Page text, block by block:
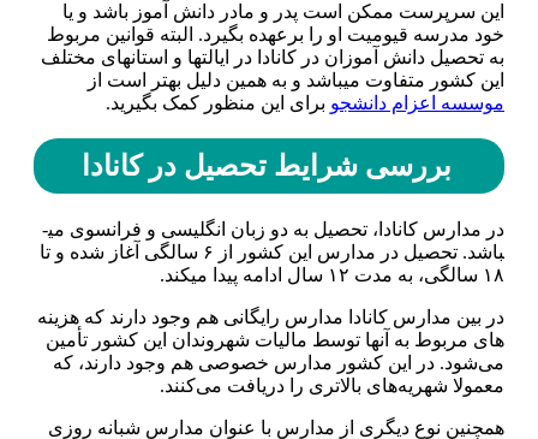
این سرپرست ممکن است پدر و مادر دانش آموز باشد و یا
خود مدرسه قیومیت او را برعهده بگیرد. البته قوانین مربوط
به تحصیل دانش آموزان در کانادا در ایالت­ها و استان­های مختلف
این کشور متفاوت می­باشد و به همین دلیل بهتر است از
موسسه اعزام دانشجو برای این منظور کمک بگیرید.
بررسی شرایط تحصیل در کانادا
در مدارس کانادا، تحصیل به دو زبان انگلیسی و فرانسوی می­
باشد. تحصیل در مدارس این کشور از ۶ سالگی آغاز شده و تا
۱۸ سالگی، به مدت ۱۲ سال ادامه پیدا می­کند.
در بین مدارس کانادا مدارس رایگانی هم وجود دارند که هزینه
های مربوط به آن­ها توسط مالیات شهروندان این کشور تأمین
می‌شود. در این کشور مدارس خصوصی هم وجود دارند، که
معمولا شهریه‌های بالاتری را دریافت می‌کنند.
همچنین نوع دیگری از مدارس با عنوان مدارس شبانه ‌روزی